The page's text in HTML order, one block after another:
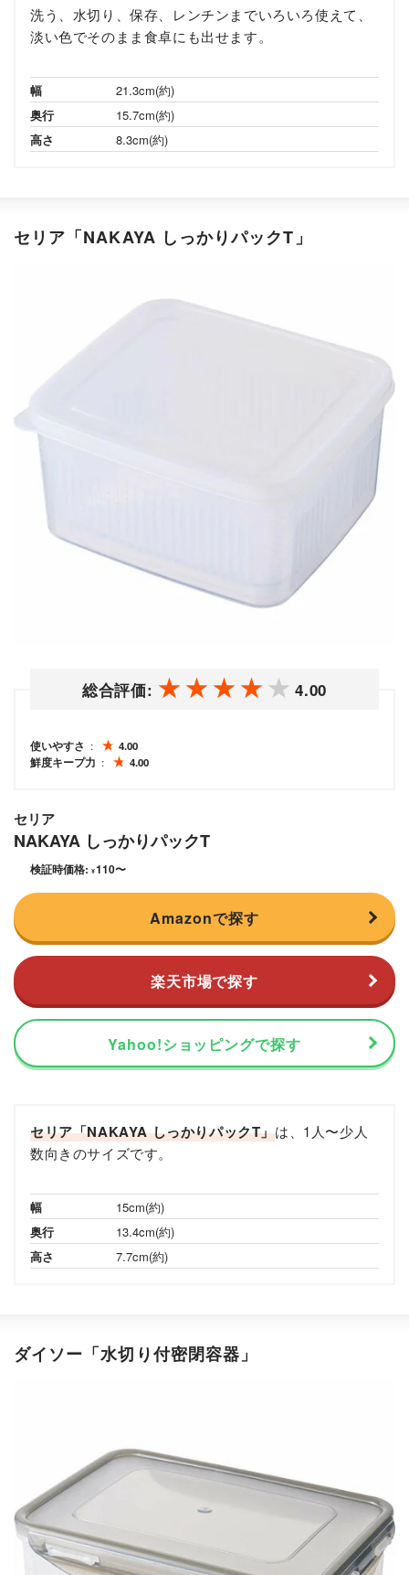
洗う、水切り、保存、レンチンまでいろいろ使えて、
淡い色でそのまま食卓にも出せます。
幅
21.3cm(約)
奥行
15.7cm(約)
高さ
8.3cm(約)
セリア「NAKAYA しっかりパックT」
総合評価: 4.00
使いやすさ
4.00
鮮度キープ力
4.00
セリア
NAKAYA しっかりパックT
検証時価格: ¥110〜
Amazonで探す
楽天市場で探す
Yahoo!ショッピングで探す
セリア「NAKAYA しっかりパックT」は、1人〜少人
数向きのサイズです。
幅
15cm(約)
奥行
13.4cm(約)
高さ
7.7cm(約)
ダイソー「水切り付密閉容器」